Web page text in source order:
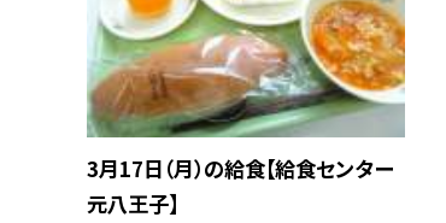
3月17日（月）の給食【給食センター
元八王子】